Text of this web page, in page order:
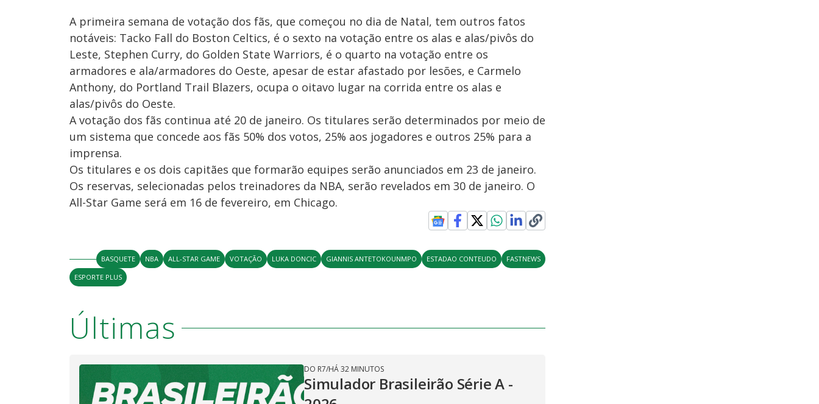
A primeira semana de votação dos fãs, que começou no dia de Natal, tem outros fatos
notáveis: Tacko Fall do Boston Celtics, é o sexto na votação entre os alas e alas/pivôs do
Leste, Stephen Curry, do Golden State Warriors, é o quarto na votação entre os
armadores e ala/armadores do Oeste, apesar de estar afastado por lesões, e Carmelo
Anthony, do Portland Trail Blazers, ocupa o oitavo lugar na corrida entre os alas e
alas/pivôs do Oeste.
A votação dos fãs continua até 20 de janeiro. Os titulares serão determinados por meio de
um sistema que concede aos fãs 50% dos votos, 25% aos jogadores e outros 25% para a
imprensa.
Os titulares e os dois capitães que formarão equipes serão anunciados em 23 de janeiro.
Os reservas, selecionadas pelos treinadores da NBA, serão revelados em 30 de janeiro. O
All-Star Game será em 16 de fevereiro, em Chicago.
BASQUETE NBA ALL-STAR GAME VOTAÇÃO LUKA DONCIC GIANNIS ANTETOKOUNMPO ESTADAO CONTEUDO
FASTNEWS
ESPORTE PLUS
Últimas
DO R7/HÁ 32 MINUTOS
Simulador Brasileirão Série A -